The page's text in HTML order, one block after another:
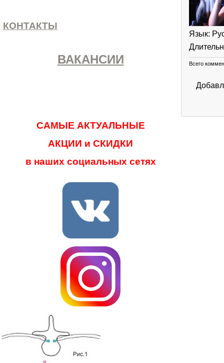
КОНТАКТЫ
ВАКАНСИИ
САМЫЕ АКТУАЛЬНЫЕ
АКЦИИ и СКИДКИ
в наших социальных сетях
Язык:
Всего